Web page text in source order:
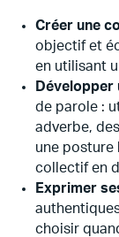
Créer une
objectif et
en utilisant
Développer
de parole :
adverbe,
une posture
collectif en
Exprimer
choisir